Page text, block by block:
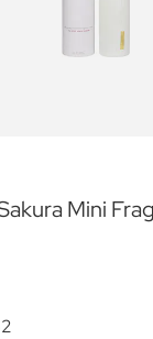
Mini